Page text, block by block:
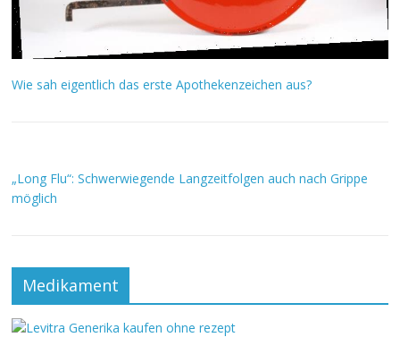
Wie sah eigentlich das erste Apothekenzeichen aus?
„Long Flu“: Schwerwiegende Langzeitfolgen auch nach Grippe
möglich
Medikament